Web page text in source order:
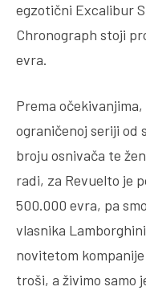
egzotični Excalibur
Chronograph stoji
evra.
Prema
ograničenoj seriji od
broju osnivača te
radi, za Revuelto je
500.000 evra, pa
vlasnika
novitetom
troši, a živimo samo